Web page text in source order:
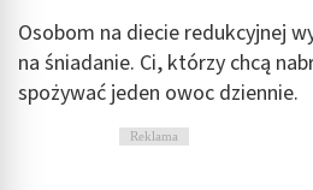
Osobom na diecie redukcyjnej
na śniadanie. Ci, którzy chcą
spożywać jeden owoc dziennie.
Reklama